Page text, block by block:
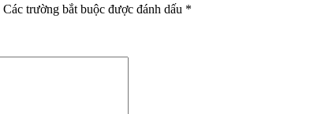
Các trường bắt buộc được đánh dấu *